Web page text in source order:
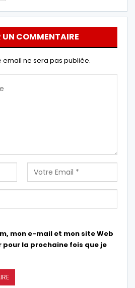
UN COMMENTAIRE
email ne sera pas publiée.
mon e-mail et mon site Web
la prochaine fois que je